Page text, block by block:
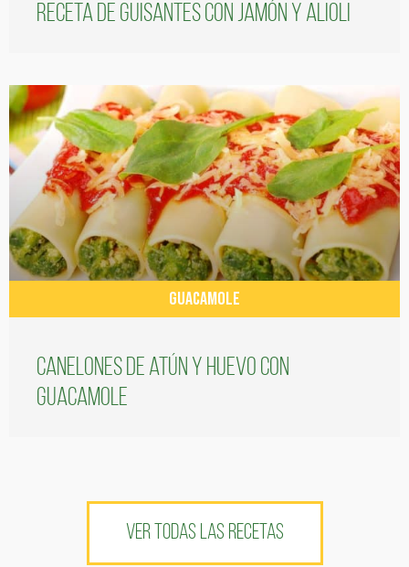
Receta de guisantes con jamón y alioli
GUACAMOLE
Canelones de atún y huevo con
guacamole
VER TODAS LAS RECETAS